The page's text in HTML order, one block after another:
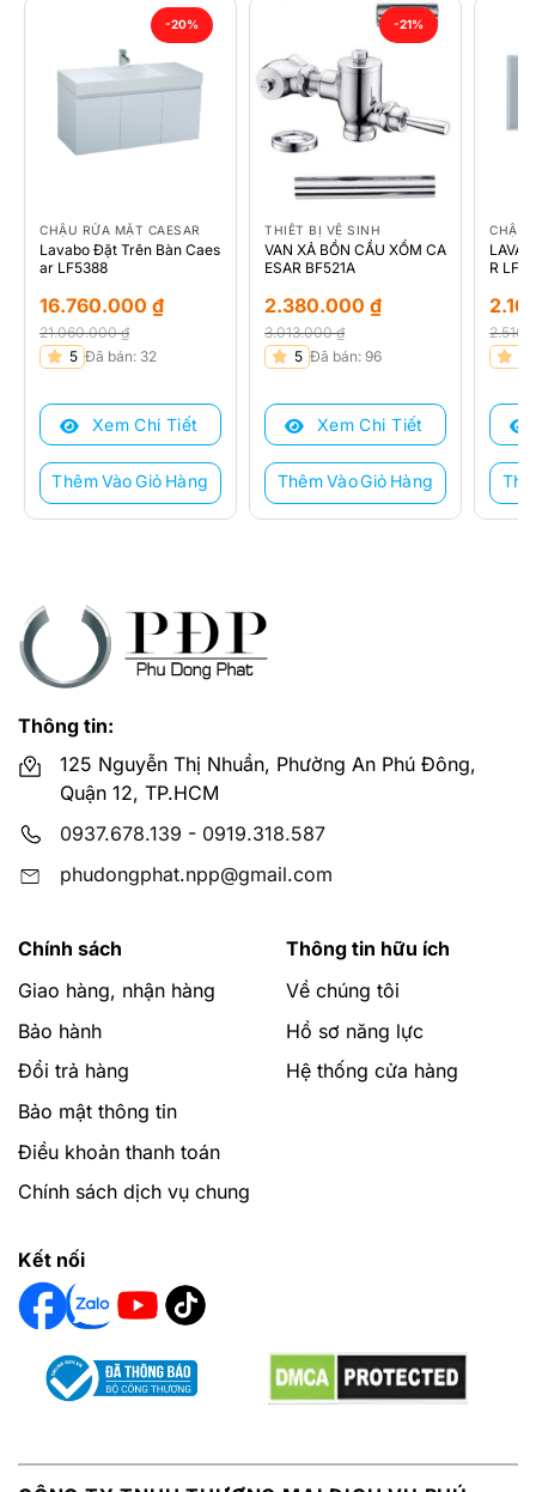
-20%
CHẬU RỬA MẶT CAESAR
Lavabo Đặt Trên Bàn Caes
ar LF5388
21.060.000₫
Giá
là:
21.060.000 ₫.
16.760.000 ₫
Giá
tại
16.760.000 ₫.
5 Đã bán: 32
Xem Chi Tiết
Thêm Vào Giỏ Hàng
-21%
THIẾT BỊ VỆ SINH
VAN XẢ BỒN CẦU XỔM CA
ESAR BF521A
3.013.000₫
Giá
là:
3.013.000 ₫.
2.380.000₫
Giá
tại
2.380.000 ₫.
5 Đã bán: 96
Xem Chi Tiết
Thêm Vào Giỏ Hàng
CHẬU
R
Giá
là:
Giá
tại
Thông tin:
125 Nguyễn Thị Nhuần, Phường An Phú Đông,
Quận 12, TP.HCM
0937.678.139 - 0919.318.587
phudongphat.npp@gmail.com
Chính sách
Giao hàng, nhận hàng
Bảo hành
Đổi trả hàng
Bảo mật thông tin
Điều khoản thanh toán
Chính sách dịch vụ chung
Thông tin hữu ích
Về chúng tôi
Hồ sơ năng lực
Hệ thống cửa hàng
Kết nối